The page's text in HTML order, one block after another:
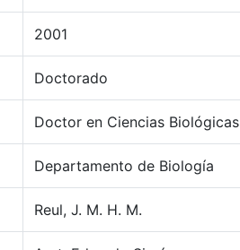
2001
Doctorado
Doctor en Ciencias Biológicas
Departamento de Biología
Reul, J. M. H. M.